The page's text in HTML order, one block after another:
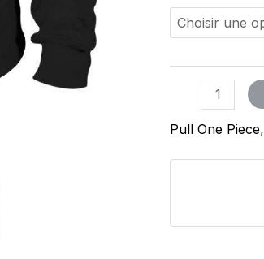
Pull One Piece,